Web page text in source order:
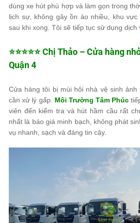
dùng xe hút phù hợp và làm gọn trong
lịch sự, không gây ồn ào nhiều, khu
sau khi xong. Tôi sẽ tiếp tục sử dụng dịch
⭐⭐⭐⭐⭐ Chị Thảo – Cửa hàng
Quận 4
Cửa hàng tôi bị mùi hôi nhà vệ sinh ảnh
cần xử lý gấp. Môi Trường Tâm Phúc
viên đến kiểm tra và hút hầm cầu rất
nhất là báo giá minh bạch, không phát
vụ nhanh, sạch và đáng tin cậy.